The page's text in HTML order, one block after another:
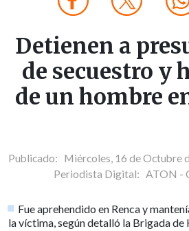
Detienen a
de secuestro y
de un hombre
Publicado: Miércoles, 16 de Octubre
Periodista Digital: ATON -
Fue aprehendido en Renca y
la víctima, según detalló la Brigada de